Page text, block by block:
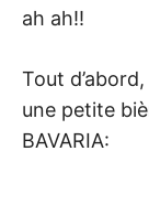
ah ah!!
Tout
une petite
BAVARIA: